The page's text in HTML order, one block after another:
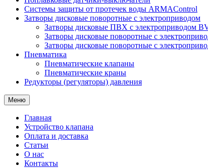
Системы защиты от протечек воды ARMAControl
Затворы дисковые поворотные с электроприводом
Затворы дисковые ПВХ с электроприводом
Затворы дисковые поворотные с
Затворы дисковые поворотные с
Пневматика
Пневматические клапаны
Пневматические краны
Редукторы (регуляторы) давления
Меню
Главная
Устройство клапана
Оплата и доставка
Статьи
О нас
Контакты